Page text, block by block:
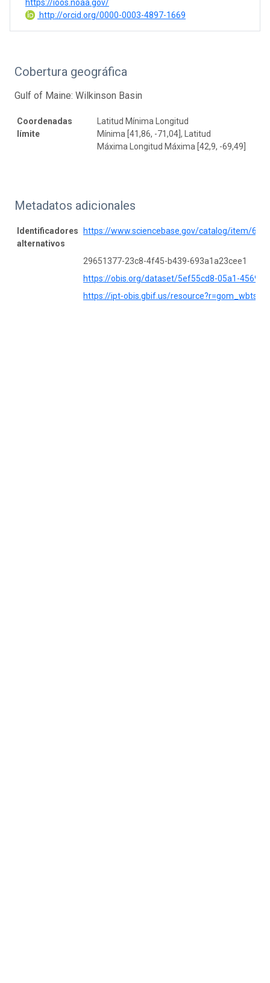
https://ioos.noaa.gov/
http://orcid.org/0000-0003-4897-1669
Cobertura geográfica
Gulf of Maine: Wilkinson Basin
Coordenadas
límite
Latitud Mínima Longitud
Mínima [41,86, -71,04], Latitud
Máxima Longitud Máxima [42,9, -69,49]
Metadatos adicionales
Identificadores
alternativos
https://www.sciencebase.gov/catalog/item/
29651377-23c8-4f45-b439-693a1a23cee1
https://obis.org/dataset/5ef55cd8-05a1-4569-
https://ipt-obis.gbif.us/